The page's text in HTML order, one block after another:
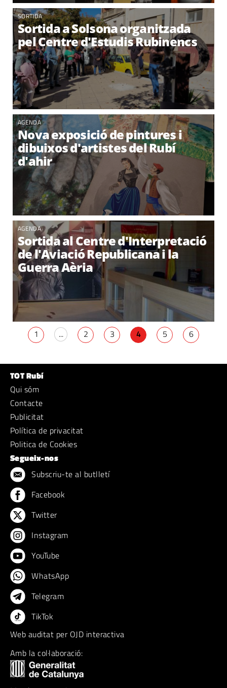
SORTIDA
Sortida a Solsona organitzada
pel Centre d'Estudis Rubinencs
AGENDA
Nova exposició de pintures i
dibuixos d'artistes del Rubí
d'ahir
AGENDA
Sortida al Centre d'Interpretació
de l'Aviació Republicana i la
Guerra Aèria
1 ... 2 3 4 5 6
TOT Rubí
Qui sóm
Contacte
Publicitat
Política de privacitat
Politica de Cookies
Segueix-nos
Subscriu-te al butlletí
Facebook
Twitter
Instagram
YouTube
WhatsApp
Telegram
TikTok
Web auditat per OJD interactiva
Amb la col·laboració: